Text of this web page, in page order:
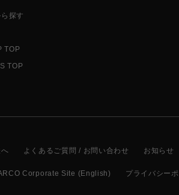
探す
TOP
TOP
よくあるご質問 / お問い合わせ お知らせ
Corporate Site (English) プライバシー